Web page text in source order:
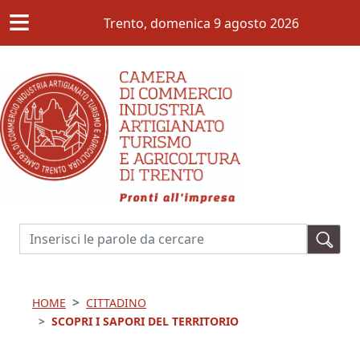
≡ Trento, domenica 9 agosto 2026
Cerca
HOME
CITTADINO
SCOPRI I SAPORI DEL TERRITORIO